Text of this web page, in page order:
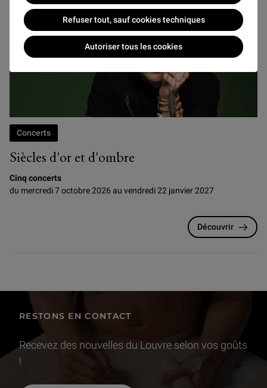
Refuser tout, sauf cookies techniques
Autoriser tous les cookies
Siècles d'or et d'ombre
Concerts
Cinq concerts
du mercredi 7 octobre 2026 au vendredi 22 janvier 2027
Découvrir
RESTONS EN CONTACT
Recevez des nouvelles du Louvre selon vos goûts
!